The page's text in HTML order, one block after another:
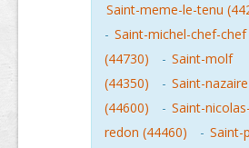
Saint-meme-le-tenu
- Saint-michel-chef-chef
(44730)
- Saint-molf
(44350)
- Saint-nazaire
(44600)
- Saint-
redon (44460)
- Saint-